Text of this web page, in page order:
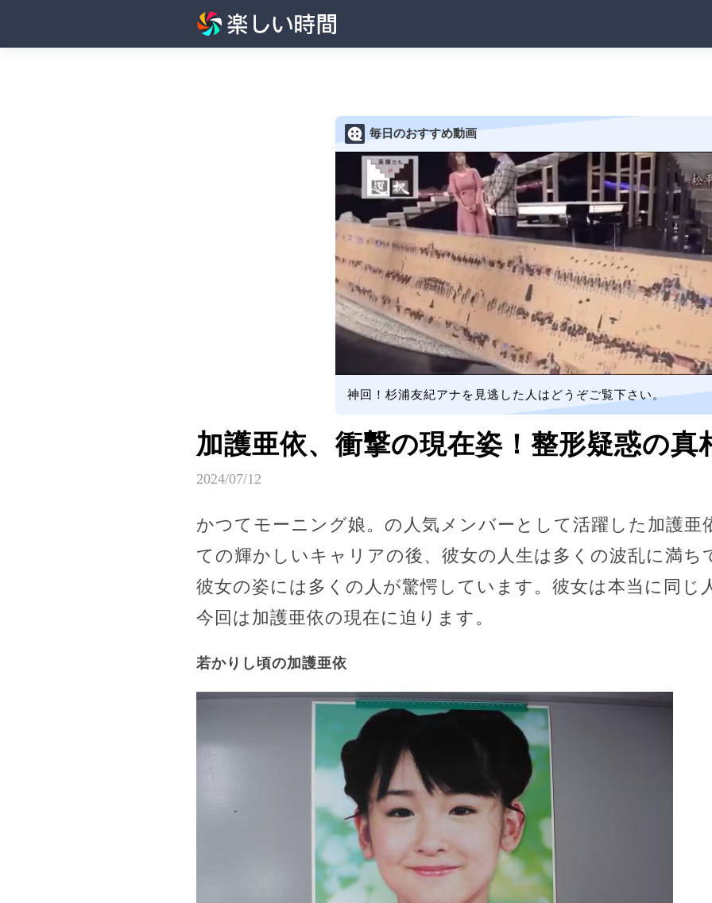
毎日のおすすめ動画
神回！杉浦友紀アナを見逃した人はどうぞご覧下さい。
加護亜依、衝撃の現在姿！整形疑惑の真
2024/07/12
かつてモーニング娘。の人気メンバーとして活躍した加護亜
ての輝かしいキャリアの後、彼女の人生は多くの波乱に満ち
彼女の姿には多くの人が驚愕しています。彼女は本当に同じ
今回は加護亜依の現在に迫ります。
若かりし頃の加護亜依